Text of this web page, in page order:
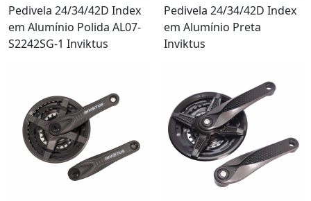
Pedivela 24/34/42D Index
em Alumínio Polida AL07-
S2242SG-1 Inviktus
Pedivela 24/34/42D Index
em Alumínio Preta
Inviktus